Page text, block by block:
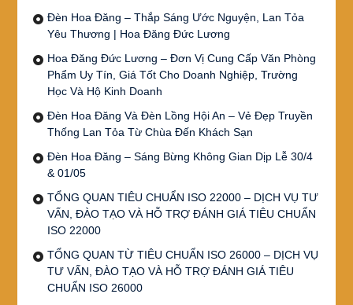
Đèn Hoa Đăng – Thắp Sáng Ước Nguyện, Lan Tỏa
Yêu Thương | Hoa Đăng Đức Lương
Hoa Đăng Đức Lương – Đơn Vị Cung Cấp Văn Phòng
Phẩm Uy Tín, Giá Tốt Cho Doanh Nghiệp, Trường
Học Và Hộ Kinh Doanh
Đèn Hoa Đăng Và Đèn Lồng Hội An – Vẻ Đẹp Truyền
Thống Lan Tỏa Từ Chùa Đến Khách Sạn
Đèn Hoa Đăng – Sáng Bừng Không Gian Dịp Lễ 30/4
& 01/05
TỔNG QUAN TIÊU CHUẨN ISO 22000 – DỊCH VỤ TƯ
VẤN, ĐÀO TẠO VÀ HỖ TRỢ ĐÁNH GIÁ TIÊU CHUẨN
ISO 22000
TỔNG QUAN TỪ TIÊU CHUẨN ISO 26000 – DỊCH VỤ
TƯ VẤN, ĐÀO TẠO VÀ HỖ TRỢ ĐÁNH GIÁ TIÊU
CHUẨN ISO 26000